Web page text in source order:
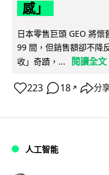
感」
日本零售巨頭 GEO 將
99 間，但銷售額卻不降
收」奇蹟，...
閱讀全文
223 18 ↗ 分
人工智能